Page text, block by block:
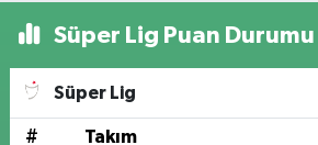
Süper Lig Puan Durumu
Süper Lig
# Takım